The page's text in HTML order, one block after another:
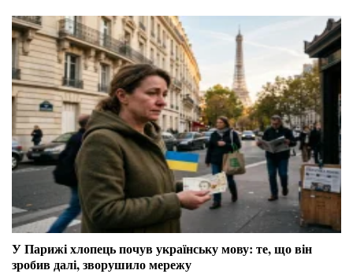
У Парижі хлопець почув українську мову: те, що він
зробив далі, зворушило мережу